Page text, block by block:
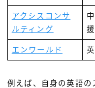
アクシスコンサ
ルティング
エンワールド
例えば、自身の英語の